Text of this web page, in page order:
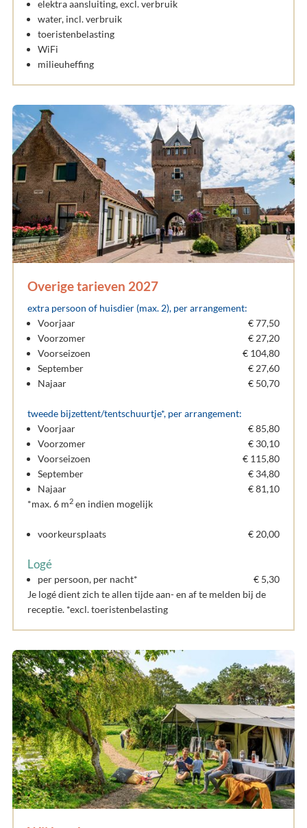
elektra aansluiting, excl. verbruik
water, incl. verbruik
toeristenbelasting
WiFi
milieuheffing
Overige tarieven 2027
extra persoon of huisdier (max. 2), per arrangement:
Voorjaar
€ 77,50
Voorzomer
€ 27,20
Voorseizoen
€ 104,80
September
€ 27,60
Najaar
€ 50,70
tweede bijzettent/tentschuurtje*, per arrangement:
Voorjaar
€ 85,80
Voorzomer
€ 30,10
Voorseizoen
€ 115,80
September
€ 34,80
Najaar
€ 81,10
*max. 6 m2 en indien mogelijk
voorkeursplaats € 20,00
Logé
per persoon, per nacht*
€ 5,30
Je logé dient zich te allen tijde aan- en af te melden bij de
receptie. *excl. toeristenbelasting